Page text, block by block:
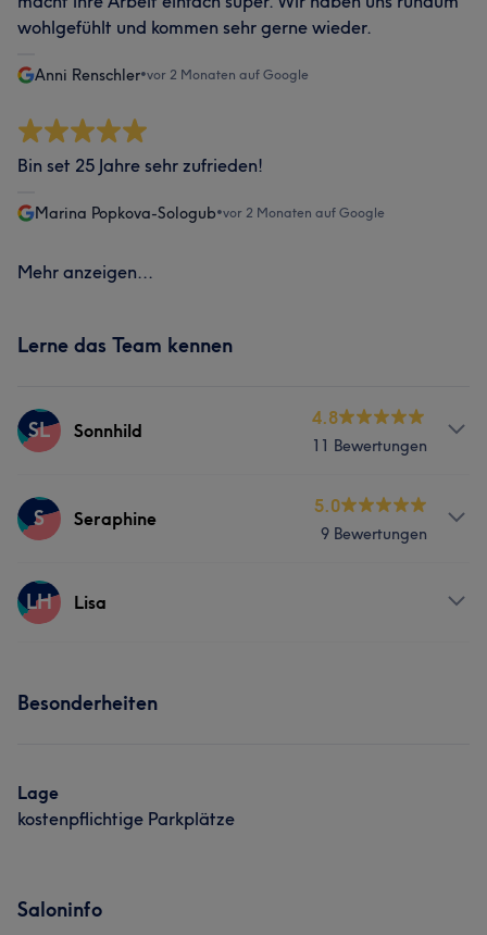
wohlgefühlt und kommen sehr gerne wieder.
Anni Renschler•vor 2 Monaten auf Google
Bin set 25 Jahre sehr zufrieden!
Marina Popkova-Sologub•vor 2 Monaten auf Google
Mehr anzeigen...
Lerne das Team kennen
SL Sonnhild
4.8
11 Bewertungen
Services
S Seraphine
5.0
9 Bewertungen
Services
LH Lisa
Besonderheiten
Lage
kostenpflichtige Parkplätze
Saloninfo